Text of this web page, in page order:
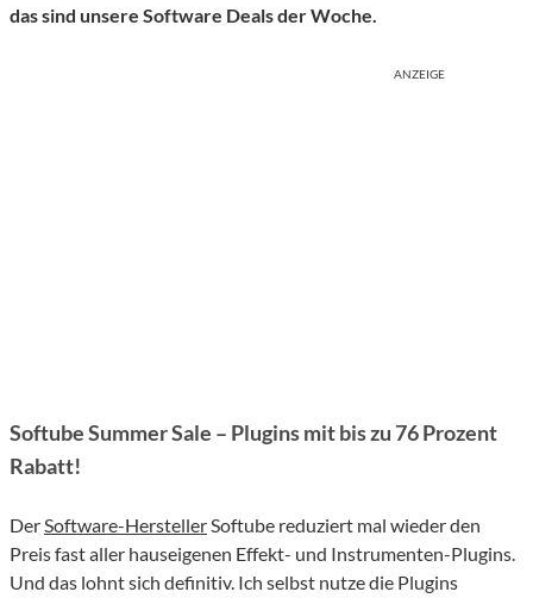
das sind unsere Software Deals der Woche.
ANZEIGE
Softube Summer Sale – Plugins mit bis zu 76 Prozent
Rabatt!
DerSoftware-HerstellerSoftube reduziert mal wieder den
Preis fast aller hauseigenen Effekt- und Instrumenten-Plugins.
Und das lohnt sich definitiv. Ich selbst nutze die Plugins